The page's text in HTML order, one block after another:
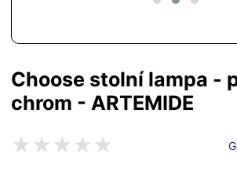
Choose stolní lampa -
chrom - ARTEMIDE